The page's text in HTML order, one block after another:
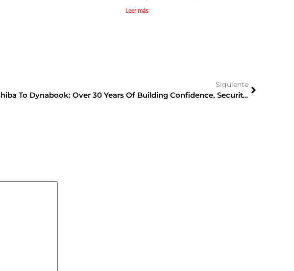
Leer más
Siguiente
From Toshiba To Dynabook: Over 30 Years Of Building Confidence, Security And Design For The Business Of The Future